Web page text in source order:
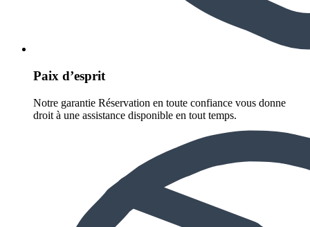
Paix d’esprit
Notre garantie Réservation en toute confiance vous donne
droit à une assistance disponible en tout temps.